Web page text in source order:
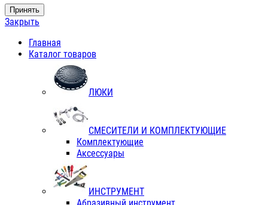
Принять
Закрыть
Главная
Каталог товаров
ЛЮКИ
СМЕСИТЕЛИ И КОМПЛЕКТУЮЩИЕ
Комплектующие
Аксессуары
ИНСТРУМЕНТ